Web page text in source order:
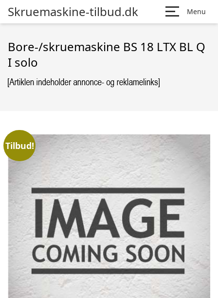
Skruemaskine-tilbud.dk Menu
Bore-/skruemaskine BS 18 LTX BL Q
I solo
Tilbud!